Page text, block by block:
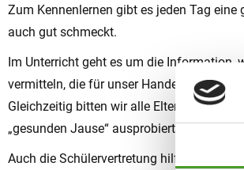
Zum Kennenlernen gibt es jeden Tag
auch gut schmeckt.
Im Unterricht geht es um die Information,
vermitteln, die für unser Handeln relevant
Gleichzeitig bitten wir alle Eltern, auch zu
„gesunden Jause“ ausprobiert werden
Auch die Schülervertretung hilft mit: